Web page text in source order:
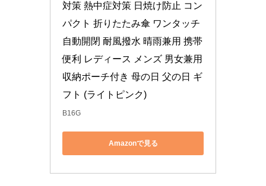
対策 熱中症対策 日焼け防止 コン
パクト 折りたたみ傘 ワンタッチ
自動開閉 耐風撥水 晴雨兼用 携帯
便利 レディース メンズ 男女兼用
収納ポーチ付き 母の日 父の日 ギ
フト (ライトピンク)
B16G
Amazonで見る